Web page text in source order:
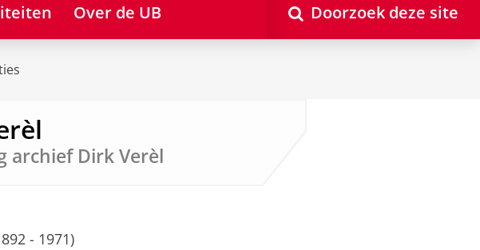
Over de UB Doorzoek deze site
archief Dirk Verèl
- 1971)